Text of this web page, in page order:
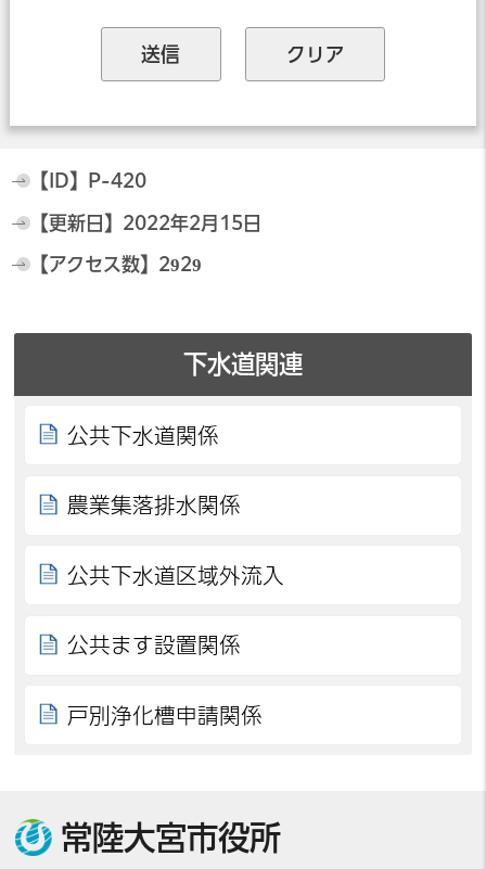
【ID】 P-420
【更新日】 2022年2月15日
【アクセス数】 2929
下水道関連
公共下水道関係
農業集落排水関係
公共下水道区域外流入
公共ます設置関係
戸別浄化槽申請関係
常陸大宮市役所